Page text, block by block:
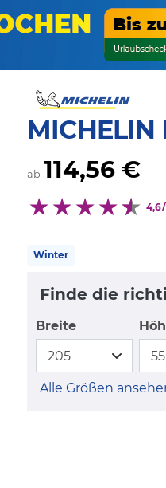
MICHELIN
ab 114,56 €
Winter
Finde die
Breite
Alle Größen